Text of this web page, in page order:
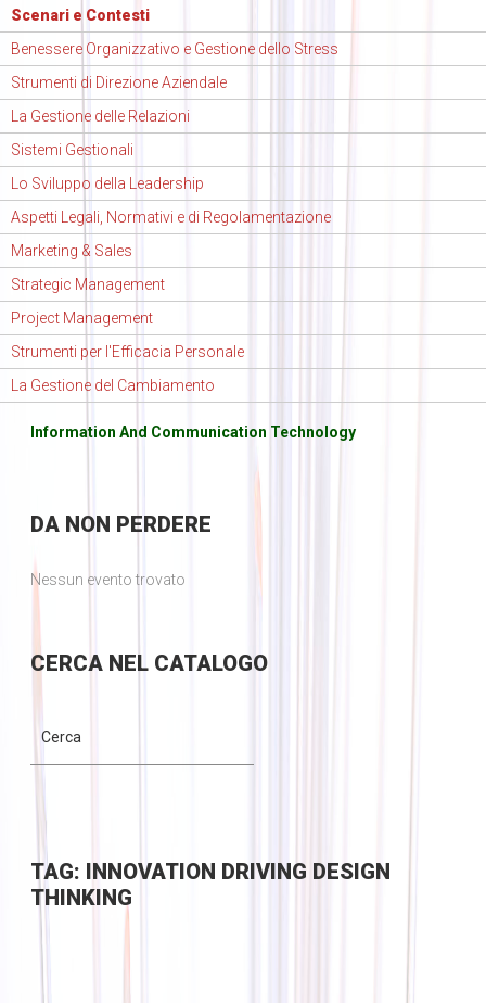
Scenari e Contesti
Benessere Organizzativo e Gestione dello Stress
Strumenti di Direzione Aziendale
La Gestione delle Relazioni
Sistemi Gestionali
Lo Sviluppo della Leadership
Aspetti Legali, Normativi e di Regolamentazione
Marketing & Sales
Strategic Management
Project Management
Strumenti per l'Efficacia Personale
La Gestione del Cambiamento
Information And Communication Technology
DANON PERDERE
Nessun evento trovato
CERCANEL CATALOGO
TAG: INNOVATION DRIVING DESIGN
THINKING